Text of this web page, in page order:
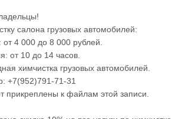
салона грузовых автомобилей:
от 4 000 до 8 000 рублей.
от 10 до 14 часов.
химчистка грузовых автомобилей.
+7(952)791-71-31
прикреплены к файлам этой записи.